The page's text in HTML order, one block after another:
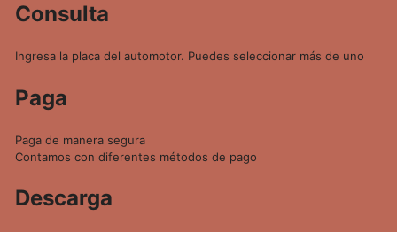
Consulta
Ingresa la placa del automotor. Puedes seleccionar más de uno
Paga
Paga de manera segura
Contamos con diferentes métodos de pago
Descarga